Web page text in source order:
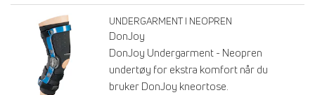
UNDERGARMENT I NEOPREN
DonJoy
DonJoy Undergarment - Neopren
undertøy for ekstra komfort når du
bruker DonJoy kneortose.